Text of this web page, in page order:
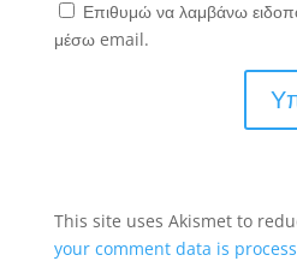
Επιθυμώ να λαμβάνω
μέσω email.
This site uses Akismet to
your comment data is